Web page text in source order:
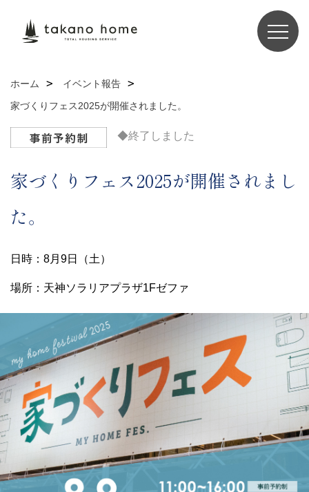
ホーム
イベント報告
家づくりフェス2025が開催されました。
◆終了しました
家づくりフェス2025が開催されまし
た。
日時：8月9日（土）
場所：天神ソラリアプラザ1Fゼファ